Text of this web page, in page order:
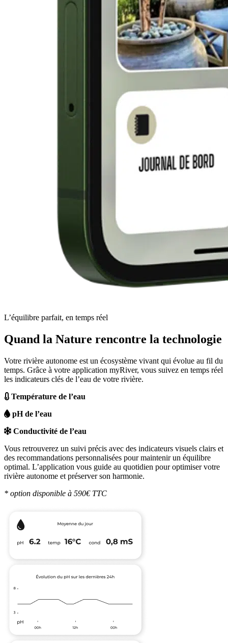
L’équilibre parfait, en temps réel
Quand la Nature rencontre la technologie
Votre rivière autonome est un écosystème vivant qui évolue au fil du
temps. Grâce à votre application myRiver, vous suivez en temps réel
les indicateurs clés de l’eau de votre rivière.
Température de l’eau
pH de l’eau
Conductivité de l’eau
Vous retrouverez un suivi précis avec des indicateurs visuels clairs et
des recommandations personnalisées pour maintenir un équilibre
optimal. L’application vous guide au quotidien pour optimiser votre
rivière autonome et préserver son harmonie.
* option disponible à 590€ TTC